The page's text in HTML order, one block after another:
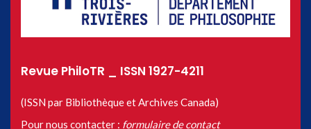
Revue PhiloTR _ ISSN 1927-4211
(ISSN par Bibliothèque et Archives Canada)
Pour nous contacter : formulaire de contact